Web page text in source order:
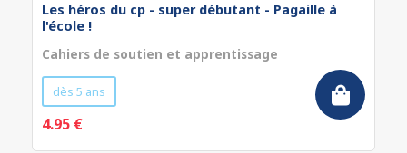
Les héros du cp - super débutant - Pagaille à
l'école !
Cahiers de soutien et apprentissage
dès 5 ans
4.95 €